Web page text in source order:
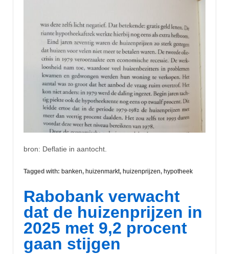
bron: Deflatie in aantocht.
Tagged with: banken, huizenmarkt, huizenprijzen, hypotheek
Rabobank verwacht
dat de huizenprijzen in
2025 met 9,2 procent
gaan stijgen